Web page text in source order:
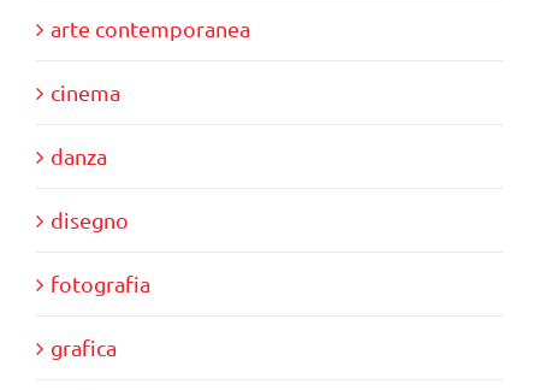
arte contemporanea
cinema
danza
disegno
fotografia
grafica